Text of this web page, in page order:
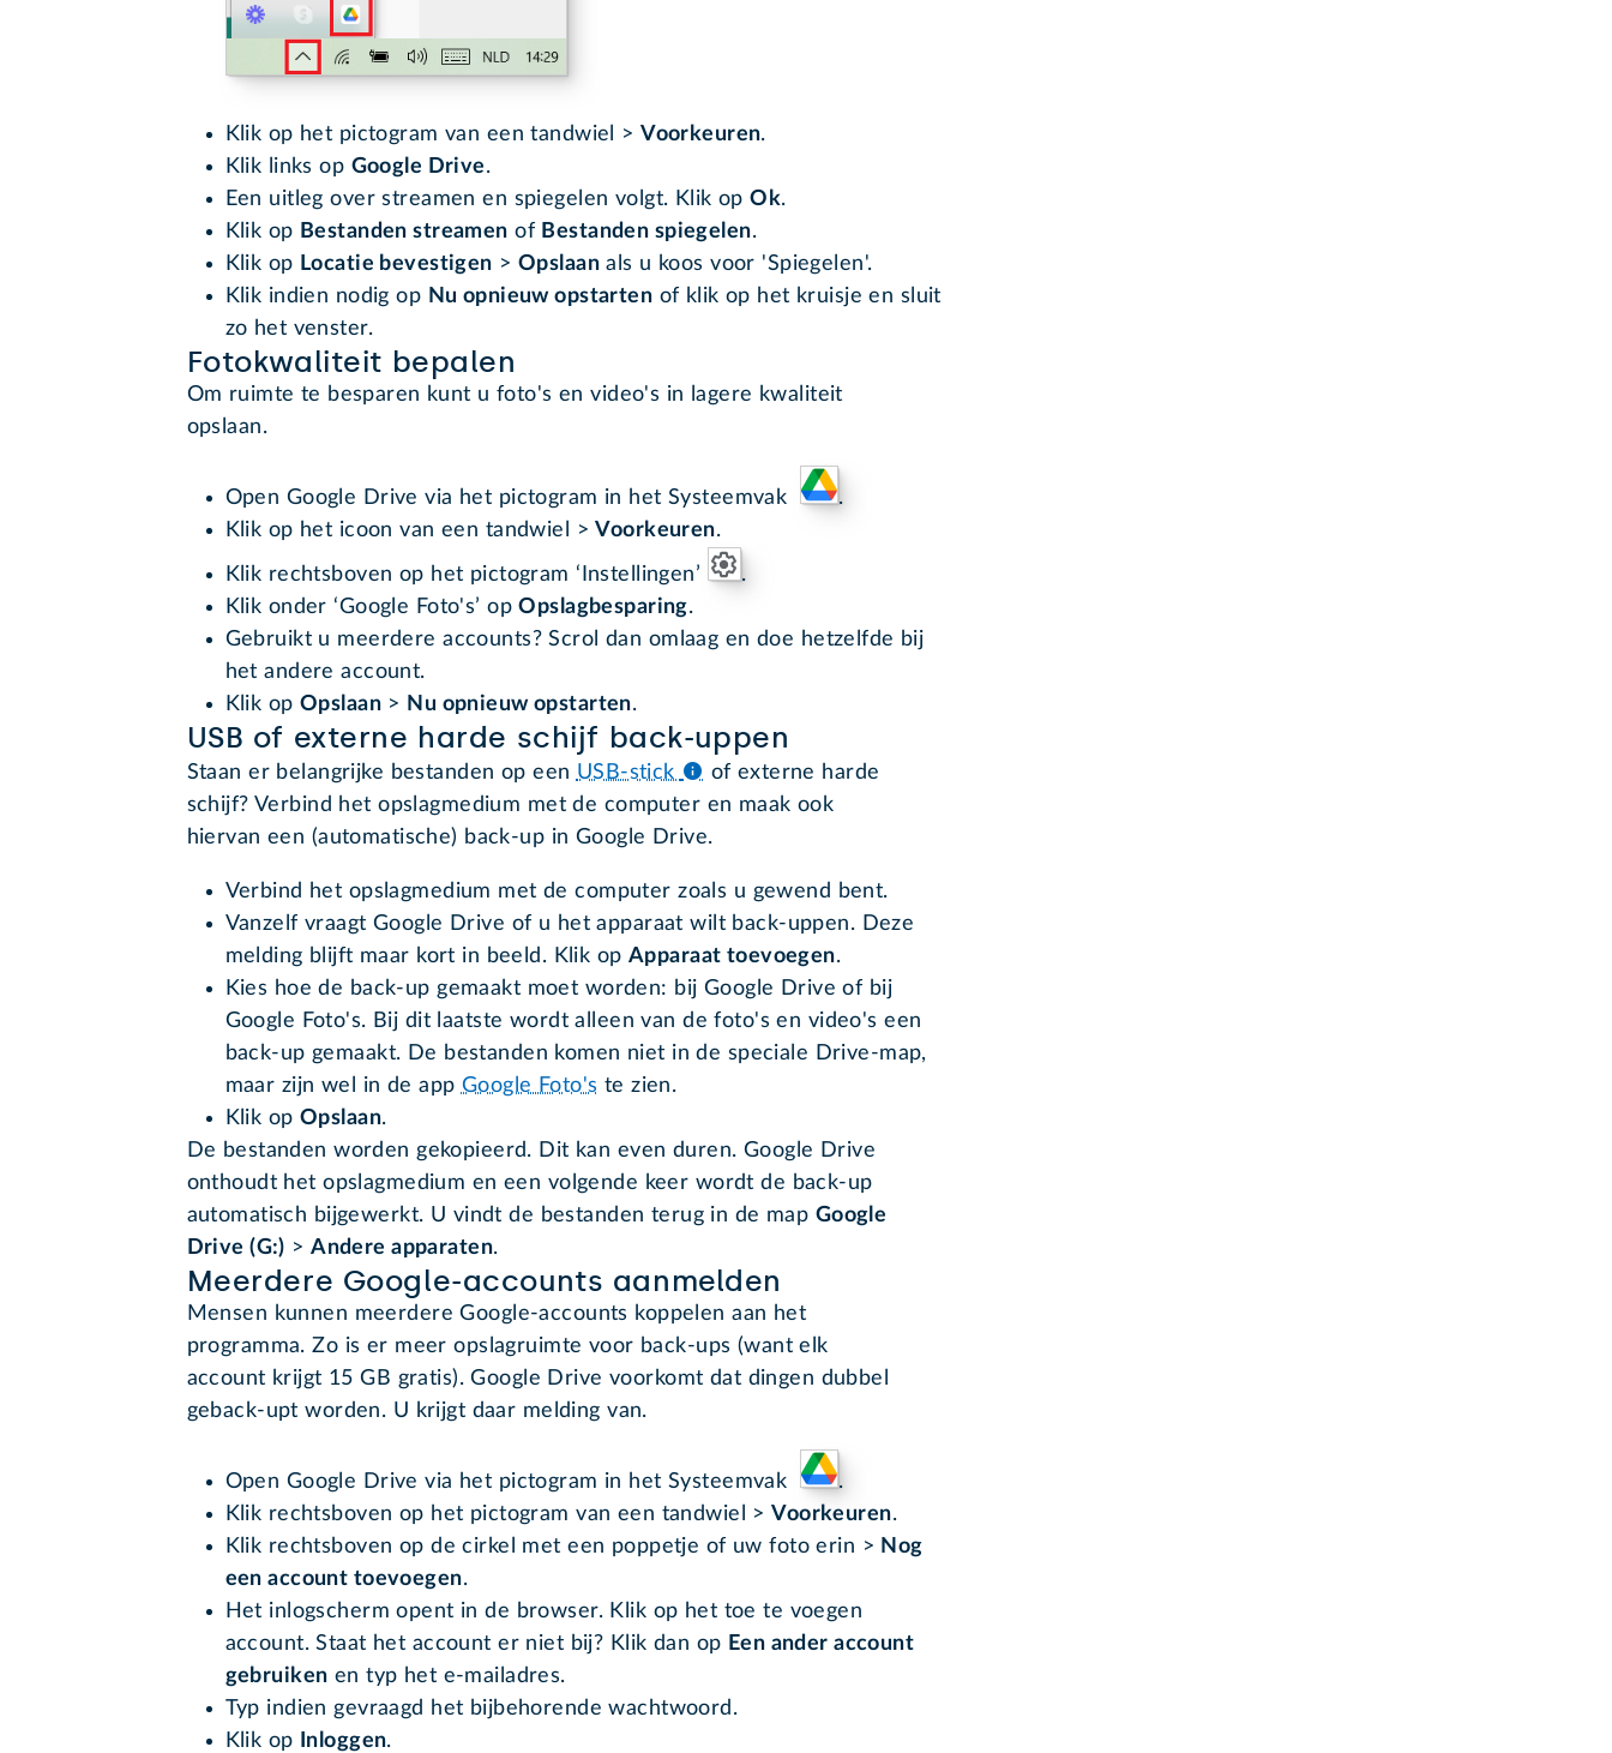
Klik op het pictogram van een tandwiel >Voorkeuren.
Klik links op Google Drive.
Een uitleg over streamen en spiegelen volgt. Klik opOk.
Klik op Bestanden streamen of Bestanden spiegelen.
Klik op Locatie bevestigen > Opslaan als u koos voor 'Spiegelen'.
Klik indien nodig op Nu opnieuw opstarten of klik op het kruisje en sluit
zo het venster.
Fotokwaliteit bepalen
Om ruimte te besparen kunt u foto's en video's in lagere kwaliteit
opslaan.
Open Google Drive via het pictogram in het Systeemvak
.
Klik op het icoon van een tandwiel >Voorkeuren.
Klik rechtsboven op het pictogram ‘Instellingen’
.
Klik onder ‘Google Foto's’ opOpslagbesparing.
Gebruikt u meerdere accounts? Scrol dan omlaag en doe hetzelfde bij
het andere account.
Klik op Opslaan> Nu opnieuw opstarten.
USB of externe harde schijf back-uppen
Staan er belangrijke bestanden op een USB-stick
of externe harde
schijf? Verbind het opslagmedium met de computer en maak ook
hiervan een (automatische) back-up in Google Drive.
Verbind het opslagmedium met de computer zoals u gewend bent.
Vanzelf vraagt Google Drive of u het apparaat wilt back-uppen. Deze
melding blijft maar kort in beeld. Klik op Apparaat toevoegen.
Kies hoe de back-up gemaakt moet worden: bij Google Drive of bij
Google Foto's. Bij dit laatste wordt alleen van de foto's en video's een
back-up gemaakt. De bestanden komen niet in de speciale Drive-map,
maar zijn wel in de app Google Foto's te zien.
Klik op Opslaan.
De bestanden worden gekopieerd. Dit kan even duren. Google Drive
onthoudt het opslagmedium en een volgende keer wordt de back-up
automatisch bijgewerkt. U vindt de bestanden terug in de map Google
Drive (G:) >Andere apparaten.
Meerdere Google-accounts aanmelden
Mensen kunnen meerdere Google-accounts koppelen aan het
programma. Zo is er meer opslagruimte voor back-ups (want elk
account krijgt 15 GB gratis). Google Drive voorkomt dat dingen dubbel
geback-upt worden. U krijgt daar melding van.
Open Google Drive via het pictogram in het Systeemvak
.
Klik rechtsboven op het pictogram van een tandwiel >Voorkeuren.
Klik rechtsboven op de cirkel met een poppetje of uw foto erin > Nog
een account toevoegen.
Het inlogscherm opent in de browser. Klik op het toe te voegen
account. Staat het account er niet bij? Klik dan op Een ander account
gebruiken en typ het e-mailadres.
Typ indien gevraagd het bijbehorende wachtwoord.
Klik op
Inloggen.